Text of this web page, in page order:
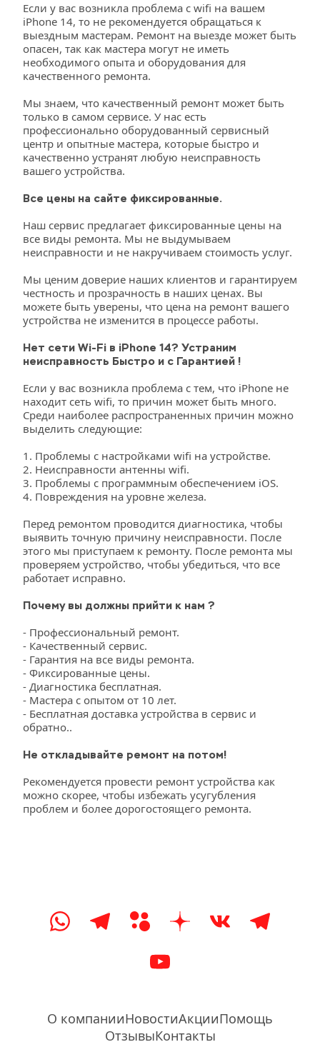
Если у вас возникла проблема с wifi на вашем
iPhone 14, то не рекомендуется обращаться к
выездным мастерам. Ремонт на выезде может быть
опасен, так как мастера могут не иметь
необходимого опыта и оборудования для
качественного ремонта.
Мы знаем, что качественный ремонт может быть
только в самом сервисе. У нас есть
профессионально оборудованный сервисный
центр и опытные мастера, которые быстро и
качественно устранят любую неисправность
вашего устройства.
Все цены на сайте фиксированные.
Наш сервис предлагает фиксированные цены на
все виды ремонта. Мы не выдумываем
неисправности и не накручиваем стоимость услуг.
Мы ценим доверие наших клиентов и гарантируем
честность и прозрачность в наших ценах. Вы
можете быть уверены, что цена на ремонт вашего
устройства не изменится в процессе работы.
Нет сети Wi-Fi в iPhone 14? Устраним
неисправность Быстро и с Гарантией !
Если у вас возникла проблема с тем, что iPhone не
находит сеть wifi, то причин может быть много.
Среди наиболее распространенных причин можно
выделить следующие:
1. Проблемы с настройками wifi на устройстве.
2. Неисправности антенны wifi.
3. Проблемы с программным обеспечением iOS.
4. Повреждения на уровне железа.
Перед ремонтом проводится диагностика, чтобы
выявить точную причину неисправности. После
этого мы приступаем к ремонту. После ремонта мы
проверяем устройство, чтобы убедиться, что все
работает исправно.
Почему вы должны прийти к нам ?
- Профессиональный ремонт.
- Качественный сервис.
- Гарантия на все виды ремонта.
- Фиксированные цены.
- Диагностика бесплатная.
- Мастера с опытом от 10 лет.
- Бесплатная доставка устройства в сервис и
обратно..
Не откладывайте ремонт на потом!
Рекомендуется провести ремонт устройства как
можно скорее, чтобы избежать усугубления
проблем и более дорогостоящего ремонта.
О компанииНовостиАкцииПомощь
ОтзывыКонтакты